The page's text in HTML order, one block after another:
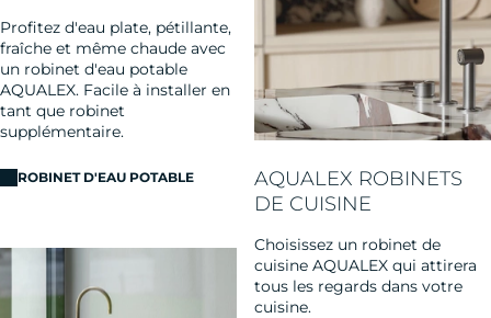
Profitez d'eau plate, pétillante,
fraîche et même chaude avec
un robinet d'eau potable
AQUALEX. Facile à installer en
tant que robinet
supplémentaire.
ROBINET D'EAU POTABLE
AQUALEX ROBINETS
DE CUISINE
Choisissez un robinet de
cuisine AQUALEX qui attirera
tous les regards dans votre
cuisine.